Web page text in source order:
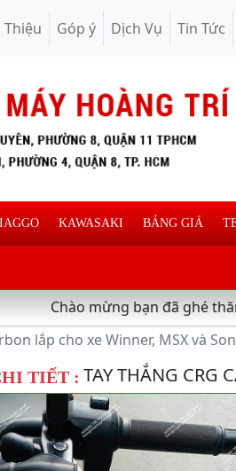
Thiệu Góp ý Dịch Vụ Tin Tức
KAWASAKI BẢNG GIÁ
mừng bạn đã ghé thăm trang
lắp cho xe Winner, MSX và
TIẾT : TAY THẮNG CRG